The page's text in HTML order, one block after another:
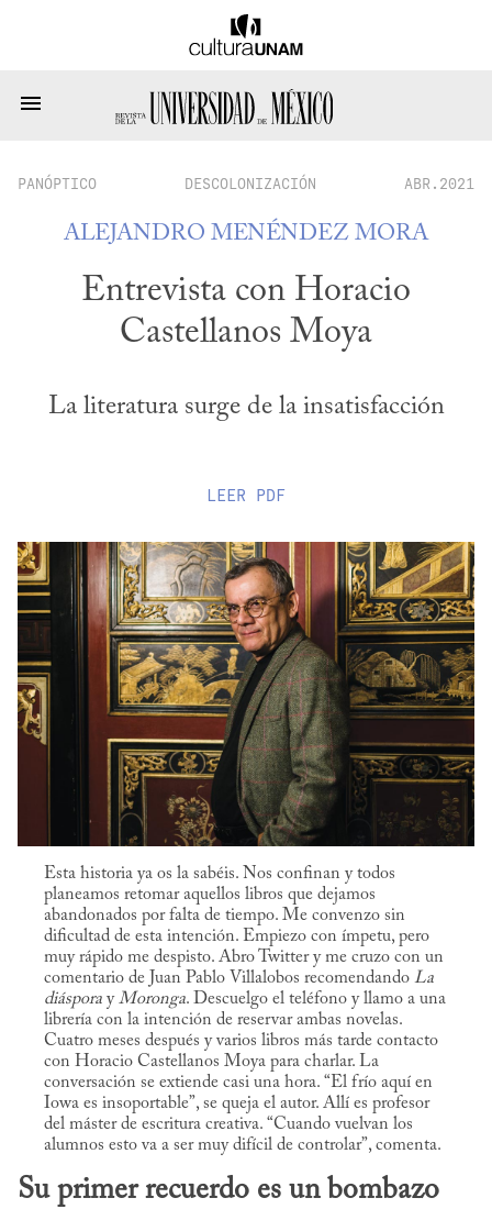
PANÓPTICO DESCOLONIZACIÓN ABR.2021
ALEJANDRO MENÉNDEZ MORA
Entrevista con Horacio
Castellanos Moya
La literatura surge de la insatisfacción
LEER PDF
Esta historia ya os la sabéis. Nos confinan y todos
planeamos retomar aquellos libros que dejamos
abandonados por falta de tiempo. Me convenzo sin
dificultad de esta intención. Empiezo con ímpetu, pero
muy rápido me despisto. Abro Twitter y me cruzo con un
comentario de Juan Pablo Villalobos recomendando La
diáspora yMoronga. Descuelgo el teléfono y llamo a una
librería con la intención de reservar ambas novelas.
Cuatro meses después y varios libros más tarde contacto
con Horacio Castellanos Moya para charlar. La
conversación se extiende casi una hora. “El frío aquí en
Iowa es insoportable”, se queja el autor. Allí es profesor
del máster de escritura creativa. “Cuando vuelvan los
alumnos esto va a ser muy difícil de controlar”, comenta.
Su primer recuerdo es un bombazo